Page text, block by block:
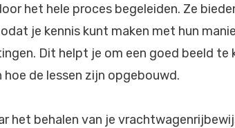
het hele proces begeleiden. Ze
je kennis kunt maken met hun
Dit helpt je om een goed beeld te
de lessen zijn opgebouwd.
het behalen van je